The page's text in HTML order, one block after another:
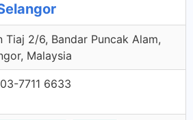
Tiaj 2/6, Bandar Puncak Alam,
Malaysia
7711 6633